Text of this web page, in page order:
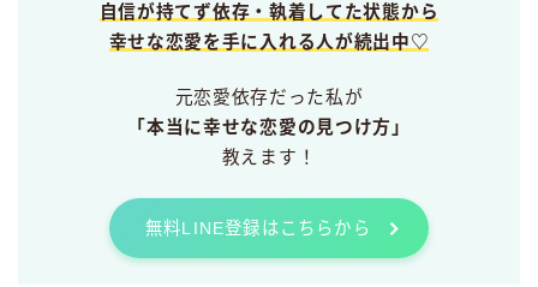
自信が持てず依存・執着してた状態から
幸せな恋愛を手に入れる人が続出中♡
元恋愛依存だった私が
「本当に幸せな恋愛の見つけ方」
教えます！
無料LINE登録はこちらから